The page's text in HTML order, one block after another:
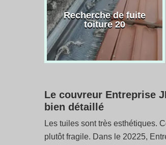
Recherche de fuite
toiture 20
Le couvreur Entreprise
bien détaillé
Les tuiles sont très esthétiques.
plutôt fragile. Dans le 20225,